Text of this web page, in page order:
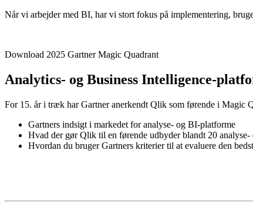
Når vi arbejder med BI, har vi stort fokus på implementering,
Download 2025 Gartner Magic Quadrant
Analytics- og Business Intelligence-
For 15. år i træk har Gartner anerkendt Qlik som førende i Magic
Gartners indsigt i markedet for analyse- og BI-platforme
Hvad der gør Qlik til en førende udbyder blandt 20
Hvordan du bruger Gartners kriterier til at evaluere den